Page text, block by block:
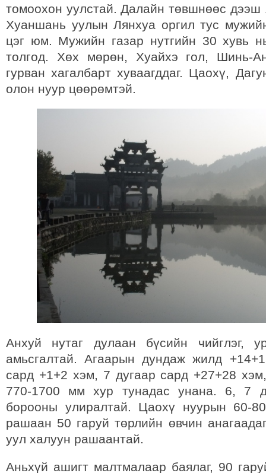
томоохон уулстай. Далайн төвшнөөс дээш
Хуаншань уулын Лянхуа оргил тус
цэг юм. Мужийн газар нутгийн 30 хувь
толгод. Хөх мөрөн, Хуайхэ гол, Шинь-
гурван хагалбарт хуваагддаг. Цаохү,
олон нуур цөөрөмтэй.
Анхуй нутаг дулаан бүсийн чийглэг,
амьсгалтай. Агаарын дундаж жилд
сард +1+2 хэм, 7 дугаар сард +27+28
770-1700 мм хур тунадас унана. 6, 7
борооны улиралтай. Цаохү нуурын 60-
рашаан 50 гаруй төрлийн өвчин
уул халуун рашаантай.
Аньхүй ашигт малтмалаар баялаг, 90